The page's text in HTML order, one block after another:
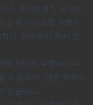
스 제공업체”), 당사를
관련 서비스를 수행하
기 위해 타사 회사 및
작업을 수행하기 위
수 있으며, 다른 목적으
있습니다.